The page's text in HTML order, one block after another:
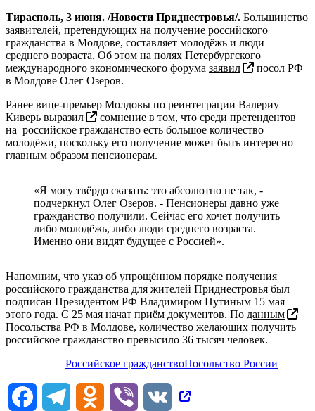
Тирасполь, 3 июня. /Новости Приднестровья/. Большинство
заявителей, претендующих на получение российского
гражданства в Молдове, составляет молодёжь и люди
среднего возраста. Об этом на полях Петербургского
международного экономического форума заявил
посол РФ
в Молдове Олег Озеров.
Ранее вице-премьер Молдовы по реинтеграции Валериу
Киверь выразил
сомнение в том, что среди претендентов
на российское гражданство есть большое количество
молодёжи, поскольку его получение может быть интересно
главным образом пенсионерам.
«Я могу твёрдо сказать: это абсолютно не так, -
подчеркнул Олег Озеров. - Пенсионеры давно уже
гражданство получили. Сейчас его хочет получить
либо молодёжь, либо люди среднего возраста.
Именно они видят будущее с Россией».
Напомним, что указ об упрощённом порядке получения
российского гражданства для жителей Приднестровья был
подписан Президентом РФ Владимиром Путиным 15 мая
этого года. С 25 мая начат приём документов. По данным
Посольства РФ в Молдове, количество желающих получить
российское гражданство превысило 36 тысяч человек.
Российское гражданствоПосольство России
FacebookTelegram Odnoklassniki
Viber
VK